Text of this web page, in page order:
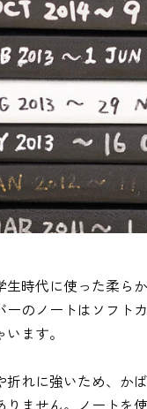
生時代に使った柔ら
ーのノートはソフト
ます。
折れに強いため、か
りません。ノートを